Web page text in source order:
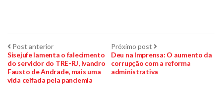
Navegação
de
Post
Post anteriorPost
anterior:
Sisejufe lamenta o falecimento
do servidor do TRE-RJ, Ivandro
Fausto de Andrade, mais uma
vida ceifada pela pandemia
Próximo post Próximo
post:
Deu na Imprensa: O aumento da
corrupção com a reforma
administrativa